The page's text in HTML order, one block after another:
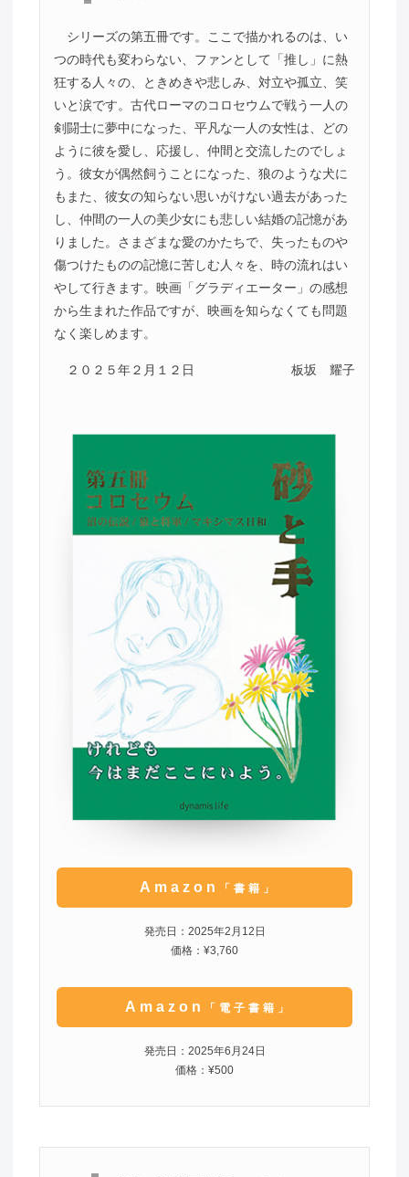
シリーズの第五冊です。ここで描かれるのは、い
つの時代も変わらない、ファンとして「推し」に熱
狂する人々の、ときめきや悲しみ、対立や孤立、笑
いと涙です。古代ローマのコロセウムで戦う一人の
剣闘士に夢中になった、平凡な一人の女性は、どの
ように彼を愛し、応援し、仲間と交流したのでしょ
う。彼女が偶然飼うことになった、狼のような犬に
もまた、彼女の知らない思いがけない過去があった
し、仲間の一人の美少女にも悲しい結婚の記憶があ
りました。さまざまな愛のかたちで、失ったものや
傷つけたものの記憶に苦しむ人々を、時の流れはい
やして行きます。映画「グラディエーター」の感想
から生まれた作品ですが、映画を知らなくても問題
なく楽しめます。
２０２５年２月１２日 板坂 耀子
Amazon 「書籍」
発売日：2025年2月12日
価格：¥3,760
Amazon 「電子書籍」
発売日：2025年6月24日
価格：¥500